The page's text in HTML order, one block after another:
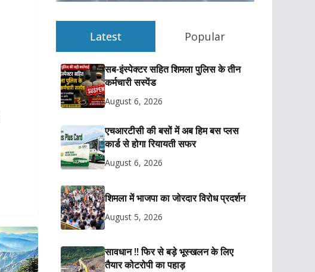
Latest Popular
सब-इंस्पेक्टर सहित शिमला पुलिस के तीन
कर्मचारी सस्पेंड
August 6, 2026
एचआरटीसी की बसों में अब हिम बस प्लस
कार्ड से होगा रियायती सफर
August 6, 2026
शिमला में भाजपा का जोरदार विरोध प्रदर्शन
August 5, 2026
सावधान !! फिर से बड़े भूस्खलन के लिए
तैयार कोटरोपी का पहाड़